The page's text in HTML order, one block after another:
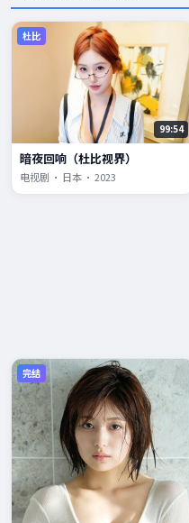
杜比
99:54
暗夜回响（杜比视界）
电视剧 · 日本 · 2023
完结